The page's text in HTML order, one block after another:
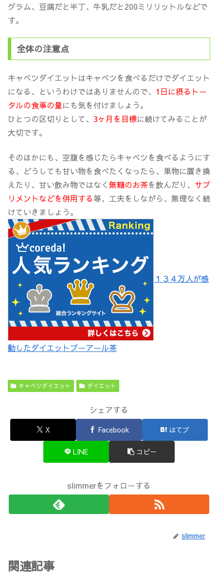
グラム、豆腐だと半丁、牛乳だと200ミリリットルなどで
す。
全体の注意点
キャベツダイエットはキャベツを食べるだけでダイエット
になる、というわけではありませんので、 1日に摂るトー
タルの食事の量にも気を付けましょう。
ひとつの区切りとして、 3ヶ月を目標に続けてみることが
大切です。
そのほかにも、空腹を感じたらキャベツを食べるようにす
る、どうしても甘い物を食べたくなったら、果物に置き換
えたり、甘い飲み物ではなく 無糖のお茶を飲んだり、 サプ
リメントなどを併用する等、工夫をしながら、無理なく続
けていきましょう。
１３４万人が感
動したダイエットプーアール茶
キャベツダイエット ダイエット
シェアする
X Facebook はてブ
LINE コピー
slimmerをフォローする
slimmer
関連記事